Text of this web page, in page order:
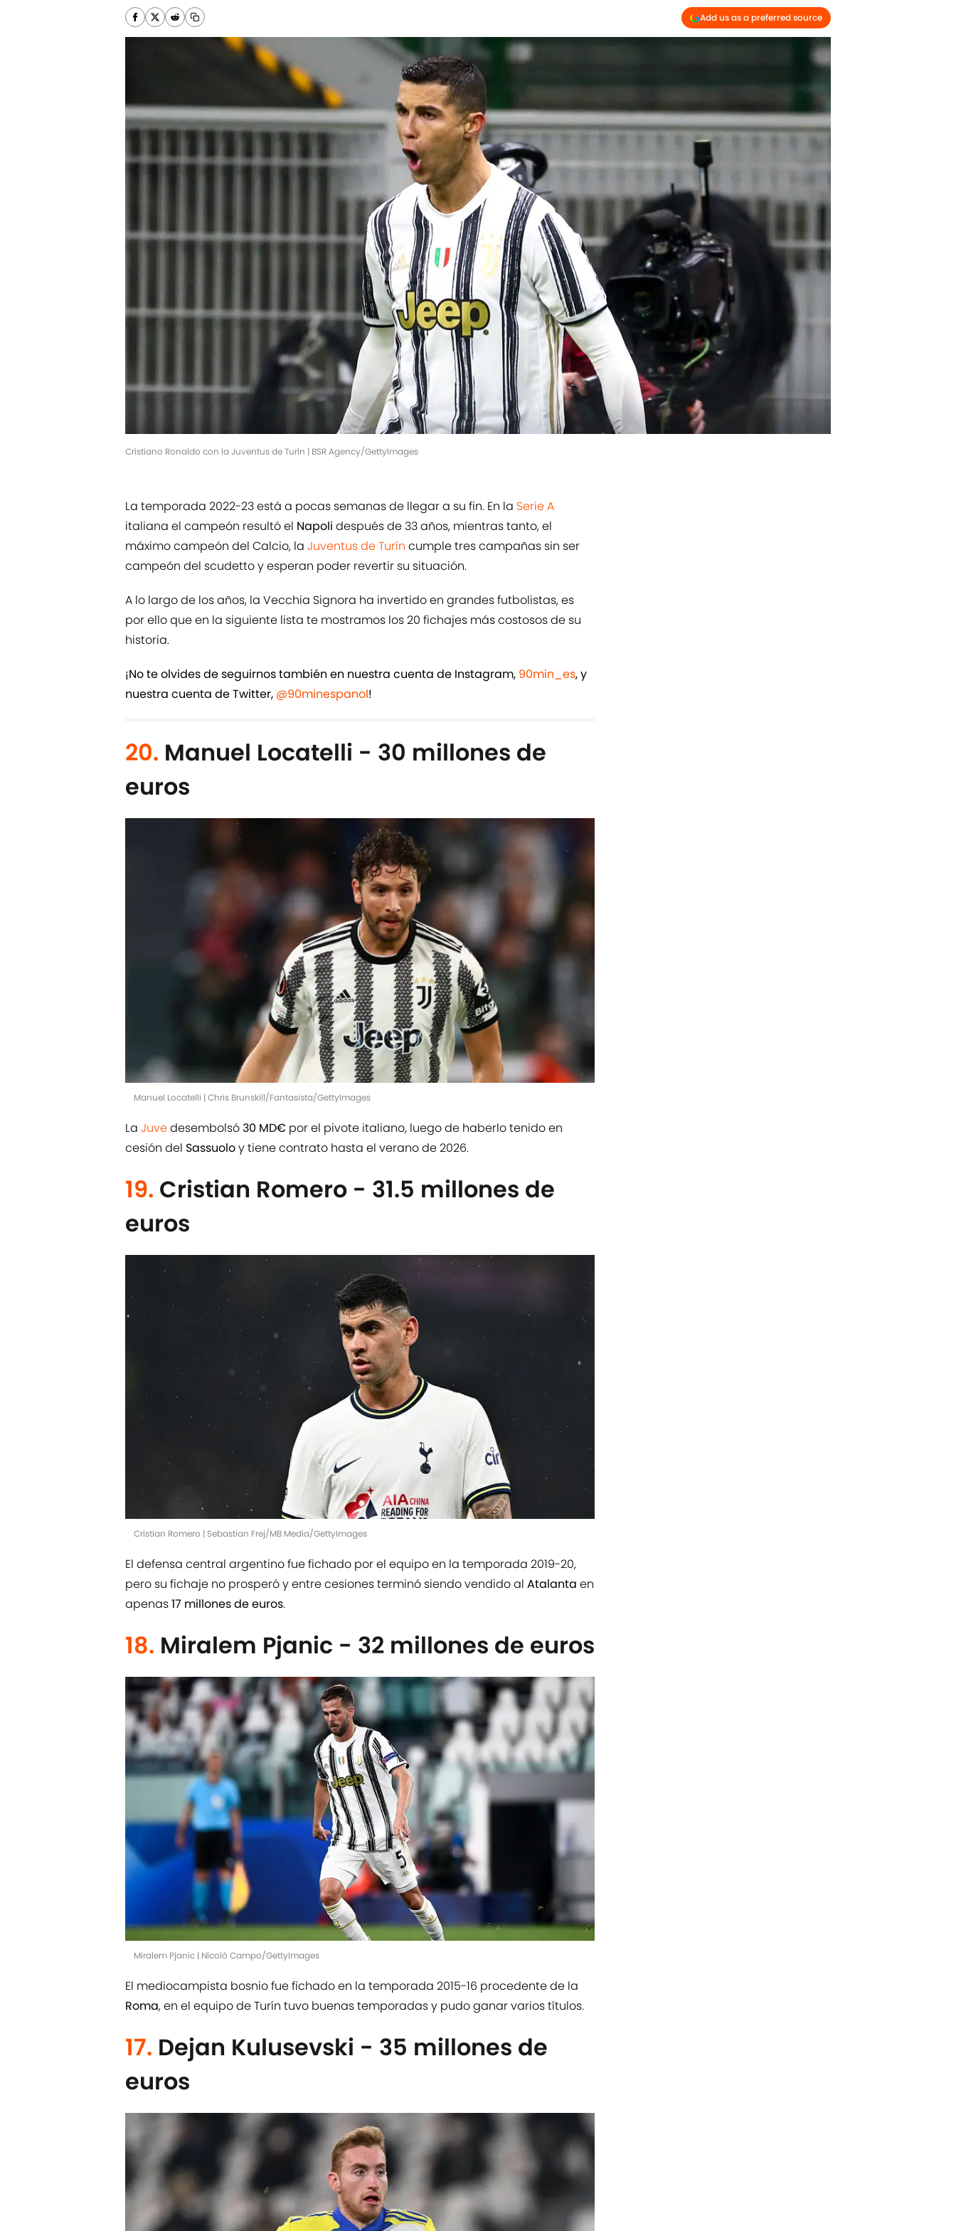
Add us as a preferred source
Cristiano Ronaldo con la Juventus de Turín | BSR Agency/GettyImages
La temporada 2022-23 está a pocas semanas de llegar a su fin. En la Serie A
italiana el campeón resultó el Napoli después de 33 años, mientras tanto, el
máximo campeón del Calcio, la Juventus de Turín cumple tres campañas sin ser
campeón del scudetto y esperan poder revertir su situación.
A lo largo de los años, la Vecchia Signora ha invertido en grandes futbolistas, es
por ello que en la siguiente lista te mostramos los 20 fichajes más costosos de su
historia.
¡No te olvides de seguirnos también en nuestra cuenta de Instagram, 90min_es, y
nuestra cuenta de Twitter, @90minespanol!
20. Manuel Locatelli - 30 millones de
euros
Manuel Locatelli | Chris Brunskill/Fantasista/GettyImages
La Juvedesembolsó 30 MD€ por el pivote italiano, luego de haberlo tenido en
cesión del Sassuoloy tiene contrato hasta el verano de 2026.
19. Cristian Romero - 31.5 millones de
euros
Cristian Romero | Sebastian Frej/MB Media/GettyImages
El defensa central argentino fue fichado por el equipo en la temporada 2019-20,
pero su fichaje no prosperó y entre cesiones terminó siendo vendido al Atalanta en
apenas17 millones de euros.
18. Miralem Pjanic - 32 millones de euros
Miralem Pjanic | Nicolò Campo/GettyImages
El mediocampista bosnio fue fichado en la temporada 2015-16 procedente de la
Roma, en el equipo de Turín tuvo buenas temporadas y pudo ganar varios títulos.
17. Dejan Kulusevski - 35 millones de
euros